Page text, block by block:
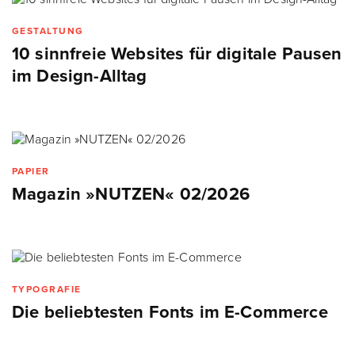
GESTALTUNG
10 sinnfreie Websites für digitale Pausen
im Design-Alltag
PAPIER
Magazin »NUTZEN« 02/2026
TYPOGRAFIE
Die beliebtesten Fonts im E-Commerce